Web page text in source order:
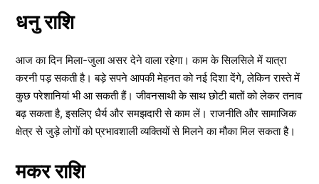
धनु राशि
आज का दिन मिला-जुला असर देने वाला रहेगा। काम के सिलसिले में यात्रा
करनी पड़ सकती है। बड़े सपने आपकी मेहनत को नई दिशा देंगे, लेकिन रास्ते में
कुछ परेशानियां भी आ सकती हैं। जीवनसाथी के साथ छोटी बातों को लेकर तनाव
बढ़ सकता है, इसलिए धैर्य और समझदारी से काम लें। राजनीति और सामाजिक
क्षेत्र से जुड़े लोगों को प्रभावशाली व्यक्तियों से मिलने का मौका मिल सकता है।
मकर राशि